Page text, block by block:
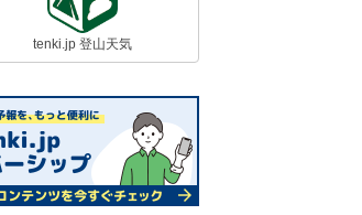
tenki.jp 登山天気